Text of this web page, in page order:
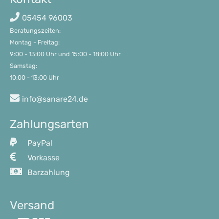
05454 96003
Beratungszeiten:
Montag - Freitag:
9:00 - 13:00 Uhr und 15:00 - 18:00 Uhr
Samstag:
10:00 - 13:00 Uhr
info@sanare24.de
Zahlungsarten
PayPal
Vorkasse
Barzahlung
Versand